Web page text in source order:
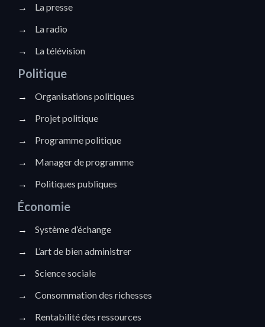
→
La presse
→
La radio
→
La télévision
Politique
→
Organisations politiques
→
Projet politique
→
Programme politique
→
Manager de programme
→
Politiques publiques
Économie
→
Système d’échange
→
L’art de bien administrer
→
Science sociale
→
Consommation des richesses
→
Rentabilité des ressources